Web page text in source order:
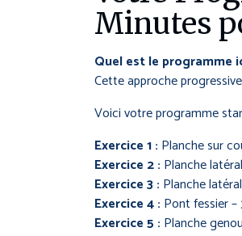
Minutes
Quel est le programme
Cette approche
Voici votre programme
Exercice 1 : Planche sur
Exercice 2 : Planche
Exercice 3 : Planche
Exercice 4 : Pont fessier
Exercice 5 : Planche